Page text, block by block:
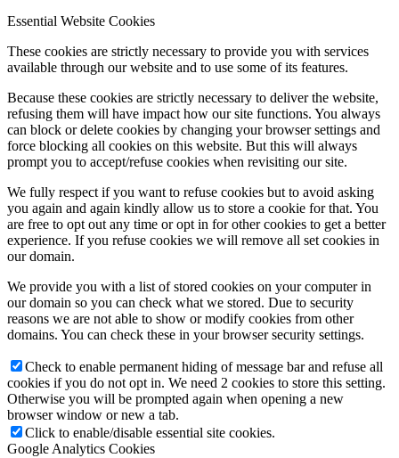
Essential Website Cookies
These cookies are strictly necessary to provide you with services
available through our website and to use some of its features.
Because these cookies are strictly necessary to deliver the website,
refusing them will have impact how our site functions. You always
can block or delete cookies by changing your browser settings and
force blocking all cookies on this website. But this will always
prompt you to accept/refuse cookies when revisiting our site.
We fully respect if you want to refuse cookies but to avoid asking
you again and again kindly allow us to store a cookie for that. You
are free to opt out any time or opt in for other cookies to get a better
experience. If you refuse cookies we will remove all set cookies in
our domain.
We provide you with a list of stored cookies on your computer in
our domain so you can check what we stored. Due to security
reasons we are not able to show or modify cookies from other
domains. You can check these in your browser security settings.
Check to enable permanent hiding of message bar and refuse all
cookies if you do not opt in. We need 2 cookies to store this setting.
Otherwise you will be prompted again when opening a new
browser window or new a tab.
Click to enable/disable essential site cookies.
Google Analytics Cookies